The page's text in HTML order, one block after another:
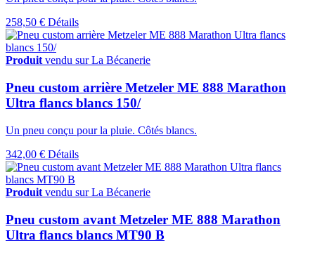
258,50 € Détails
Produitvendu sur La Bécanerie
Pneu custom arrière Metzeler ME 888 Marathon
Ultra flancs blancs 150/
Un pneu conçu pour la pluie. Côtés blancs.
342,00 € Détails
Produit vendu sur La Bécanerie
Pneu custom avant Metzeler ME 888 Marathon
Ultra flancs blancs MT90 B